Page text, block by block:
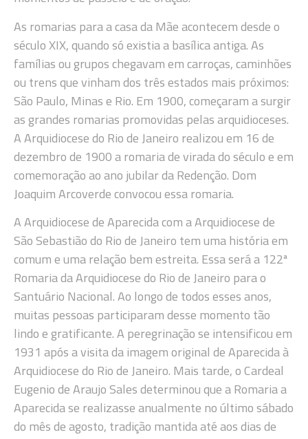
As romarias para a casa da Mãe acontecem desde o
século XIX, quando só existia a basílica antiga. As
famílias ou grupos chegavam em carroças, caminhões
ou trens que vinham dos três estados mais próximos:
São Paulo, Minas e Rio. Em 1900, começaram a surgir
as grandes romarias promovidas pelas arquidioceses.
A Arquidiocese do Rio de Janeiro realizou em 16 de
dezembro de 1900 a romaria de virada do século e em
comemoração ao ano jubilar da Redenção. Dom
Joaquim Arcoverde convocou essa romaria.
A Arquidiocese de Aparecida com a Arquidiocese de
São Sebastião do Rio de Janeiro tem uma história em
comum e uma relação bem estreita. Essa será a 122ª
Romaria da Arquidiocese do Rio de Janeiro para o
Santuário Nacional. Ao longo de todos esses anos,
muitas pessoas participaram desse momento tão
lindo e gratificante. A peregrinação se intensificou em
1931 após a visita da imagem original de Aparecida à
Arquidiocese do Rio de Janeiro. Mais tarde, o Cardeal
Eugenio de Araujo Sales determinou que a Romaria a
Aparecida se realizasse anualmente no último sábado
do mês de agosto, tradição mantida até aos dias de